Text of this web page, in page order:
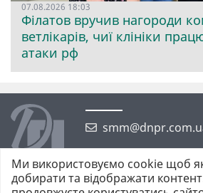
07.08.2026 18:03
Філатов вручив нагороди
ветлікарів, чиї клініки
атаки рф
Ми використовуємо cookie щоб
добирати та відображати